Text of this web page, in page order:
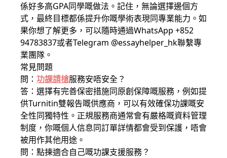
係好多高GPA同學嘅做法。記住，無論選擇邊個方
式，最終目標都係提升你嘅學術表現同專業能力。如
果你想了解更多，可以隨時通過WhatsApp +852
94783837或者Telegram @essayhelper_hk聯繫專
業團隊。
常見問題
問： 功課請槍服務安唔安全？
答：選擇有完善保密措施同原創保障嘅服務，例如提
供Turnitin雙報告嘅供應商，可以有效確保功課嘅安
全性同獨特性。正規服務商通常會有嚴格嘅資料管理
制度，你嘅個人信息同訂單詳情都會受到保護，唔會
被用作其他用途。
問：點揀適合自己嘅功課支援服務？